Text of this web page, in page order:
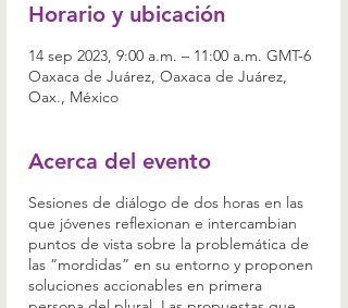
Horario y ubicación
14 sep 2023, 9:00 a.m. – 11:00 a.m. GMT-6
Oaxaca de Juárez, Oaxaca de Juárez,
Oax., México
Acerca del evento
Sesiones de diálogo de dos horas en las
que jóvenes reflexionan e intercambian
puntos de vista sobre la problemática de
las “mordidas” en su entorno y proponen
soluciones accionables en primera